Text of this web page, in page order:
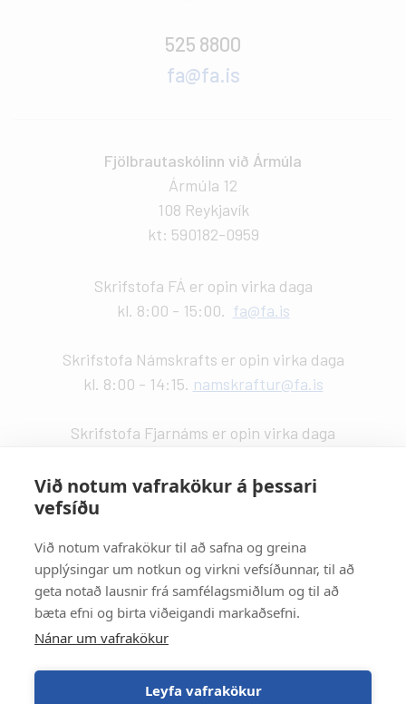
Við notum vafrakökur á þessari
vefsíðu
Við notum vafrakökur til að safna og greina
upplýsingar um notkun og virkni vefsíðunnar, til að
geta notað lausnir frá samfélagsmiðlum og til að
bæta efni og birta viðeigandi markaðsefni.
Nánar um vafrakökur
Leyfa vafrakökur
525 8800
fa@fa.is
Fjölbrautaskólinn við Ármúla
Ármúla 12
108 Reykjavík
kt: 590182-0959
Skrifstofa FÁ er opin virka daga
kl. 8:00 - 15:00. fa@fa.is
Skrifstofa Námskrafts er opin virka daga
kl. 8:00 - 14:15. namskraftur@fa.is
Skrifstofa Fjarnáms er opin virka daga
Strætisvagnar:
Númer 11 stansar við Háaleitisbraut.
Númer 2, 5, 15 og 17 stansa við Suðurlandsbraut.